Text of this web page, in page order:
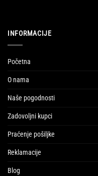
INFORMACIJE
Početna
O nama
Naše pogodnosti
Zadovoljni kupci
Praćenje pošiljke
Reklamacije
Blog